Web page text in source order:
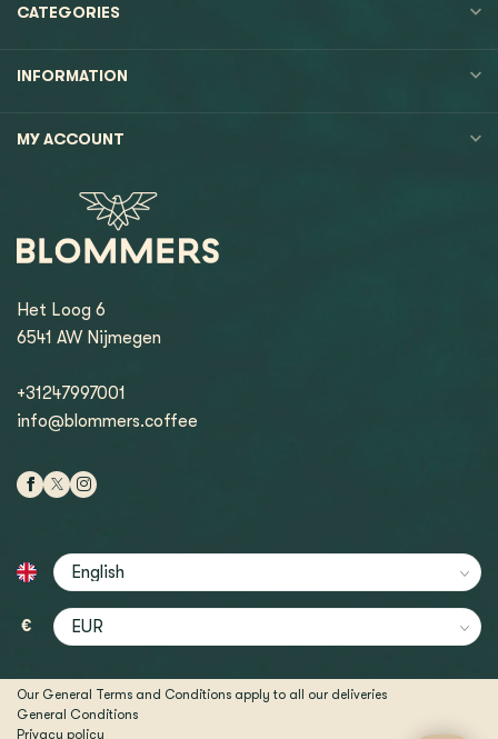
CATEGORIES
INFORMATION
MY ACCOUNT
Het Loog 6
6541 AW Nijmegen
+31247997001
info@blommers.coffee
€
Our General Terms and Conditions apply to all our deliveries
General Conditions
Privacy policy